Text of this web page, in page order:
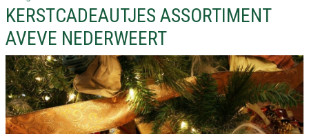
KERSTCADEAUTJES ASSORTIMENT
AVEVE NEDERWEERT